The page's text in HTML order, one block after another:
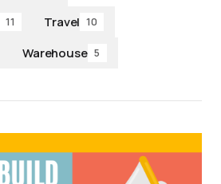
11 Travel 10
Warehouse 5